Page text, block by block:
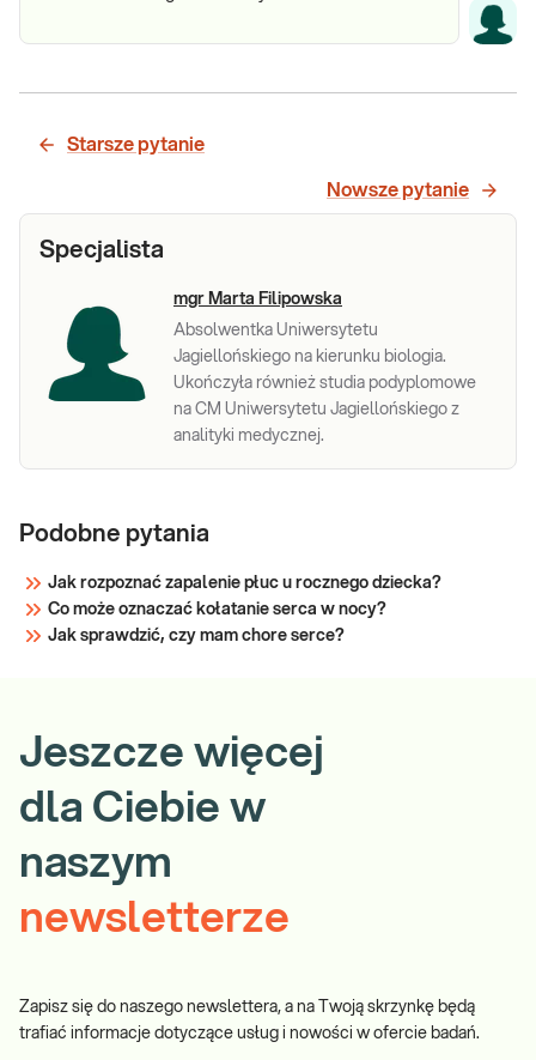
Starsze pytanie
Nowsze pytanie
Specjalista
mgr Marta Filipowska
Absolwentka Uniwersytetu
Jagiellońskiego na kierunku biologia.
Ukończyła również studia podyplomowe
na CM Uniwersytetu Jagiellońskiego z
analityki medycznej.
Podobne pytania
Jak rozpoznać zapalenie płuc u rocznego dziecka?
Co może oznaczać kołatanie serca w nocy?
Jak sprawdzić, czy mam chore serce?
Jeszcze więcej
dla Ciebie w
naszym
newsletterze
Zapisz się do naszego newslettera, a na Twoją skrzynkę będą
trafiać informacje dotyczące usług i nowości w ofercie badań.